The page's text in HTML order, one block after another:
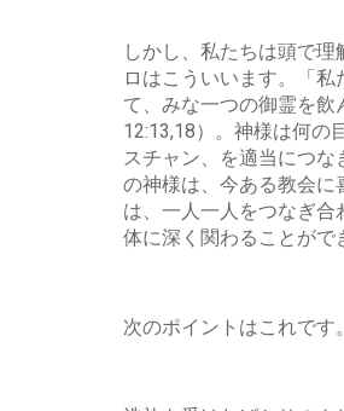
しかし、私たちは頭で
ロはこういいます。「
て、みな一つの御霊を
12:13,18）。神様は何の
スチャン、を適当につ
の神様は、今ある教会
は、一人一人をつなぎ
体に深く関わることがで
次のポイントはこれです。